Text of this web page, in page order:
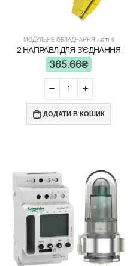
МОДУЛЬНЕ ОБЛАДНАННЯ ACTI 9
2 НАПРАВЛ.ДЛЯ З’ЄДНАННЯ
365.66₴
ДОДАТИ В КОШИК